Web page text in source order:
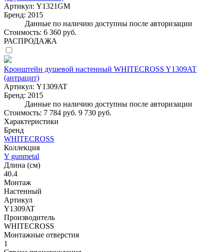
Артикул: Y1321GM
Бренд: 2015
Данные по наличию доступны после авторизации
Стоимость: 6 360 руб.
РАСПРОДАЖА
Кронштейн душевой настенный WHITECROSS Y1309AT
(антрацит)
Артикул: Y1309AT
Бренд: 2015
Данные по наличию доступны после авторизации
Стоимость: 7 784 руб. 9 730 руб.
Характеристики
Бренд
WHITECROSS
Коллекция
Y gunmetal
Длина (см)
40.4
Монтаж
Настенный
Артикул
Y1309AT
Производитель
WHITECROSS
Монтажные отверстия
1